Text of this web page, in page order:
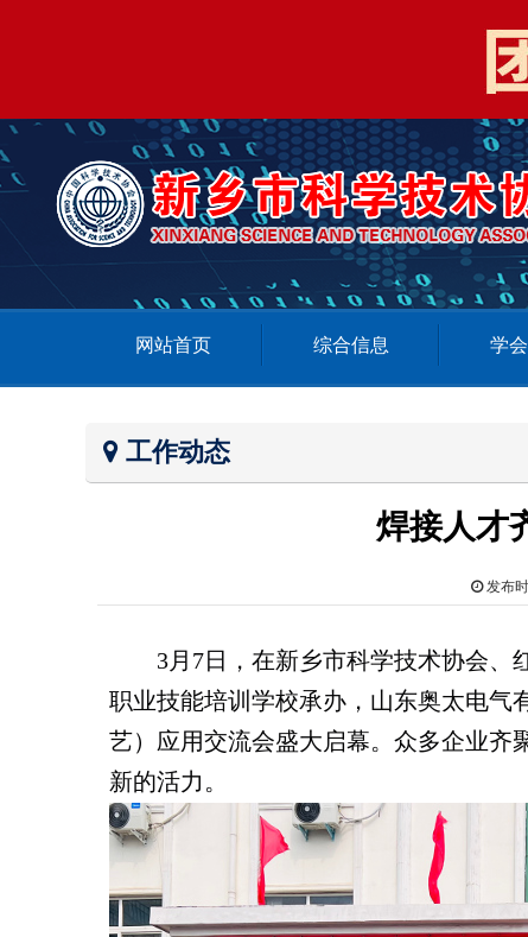
网站首页 综合信息 学
工作动态
焊接人才
发布
3月7日，在新乡市科学技术协会、
职业技能培训学校承办，山东奥太电气
艺）应用交流会盛大启幕。众多企业齐
新的活力。